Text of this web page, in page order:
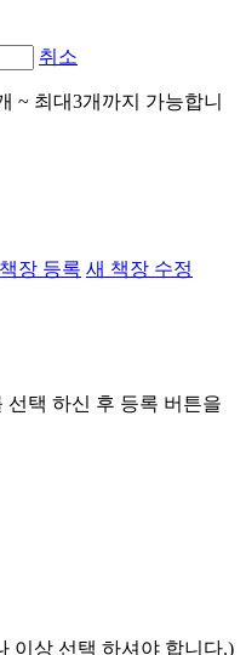
취소
~ 최대3개까지 가능합니
장 등록 새 책장 수정
선택 하신 후 등록 버튼을
이상 선택 하셔야 합니다.)